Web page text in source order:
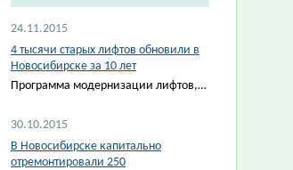
24.11.2015
4 тысячи старых лифтов обновили в
Новосибирске за 10 лет
Программа модернизации лифтов,…
30.10.2015
В Новосибирске капитально
отремонтировали 250